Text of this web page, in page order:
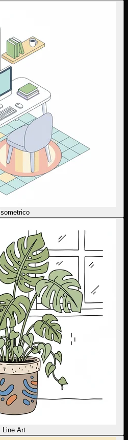
Isometrico
Line Art